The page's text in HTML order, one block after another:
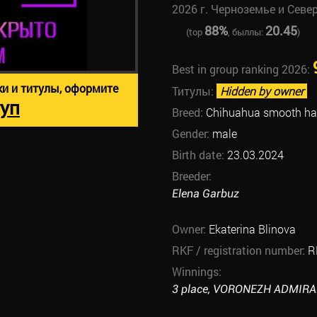
2026 г. Черноземье и
(top 88%, быллы: 20.45)
Best in group ranking 2026:
Титулы: Hidden by owner
Breed: Chihuahua smooth
Gender: male
Birth date: 23.03.2024
Breeder:
Elena Garbuz
Owner: Ekaterina Blinova
RKF / registration number:
Winnings:
3 place, VORONEZH
и титулы, оформите